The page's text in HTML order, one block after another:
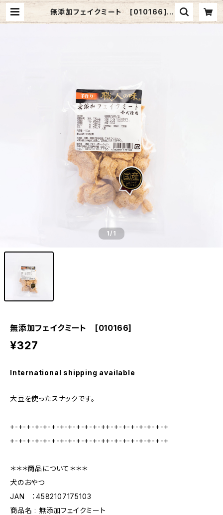
無添加フェイクミート [010166] |
三矢コーポレーションONLINESHO
1/1
無添加フェイクミート [010166]
¥327
International shipping available
大豆を使ったスナックです。
+-+-+-+-+-+-+-+-+-+-+-++-+-+-+-+-+-+-+
+-+-+-+-+-+-+-+-+-+-+-++-+-+-+-+-+-+-+
＊＊＊商品について＊＊＊
犬のおやつ
JAN ：4582107175103
商品名 : 無添加フェイクミート